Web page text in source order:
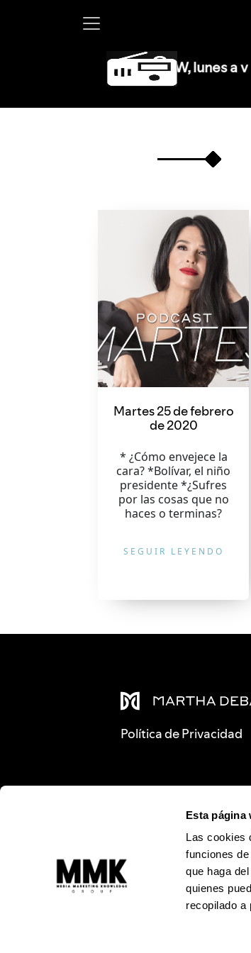
Esta página
Las cookies
funciones
que haga
quienes
recopilado a
Martha Debayle en W, lunes a
Martes 25 de febrero
de 2020
* ¿Cómo envejece la
cara? *Bolívar, el niño
presidente *¿Sufres
por las cosas que no
haces o terminas?
SEGUIR LEYENDO
Política de Privacidad